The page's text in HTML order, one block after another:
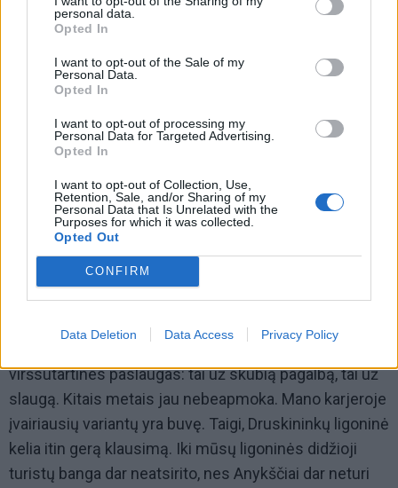
personal data.
Opted In
I want to opt-out of the Sale of my
Personal Data.
Opted In
I want to opt-out of processing my
Personal Data for Targeted Advertising.
Opted In
I want to opt-out of Collection, Use,
Retention, Sale, and/or Sharing of my
Personal Data that Is Unrelated with the
Purposes for which it was collected.
Opted Out
CONFIRM
Data Deletion Data Access Privacy Policy
viršsutartines paslaugas: tai už skubią pagalbą, tai už
slaugą. Kitais metais jau nebeapmoka. Mano karjeroje
įvairiausių variantų yra buvę. Taigi, Druskininkų ligoninė
kelia itin gerą klausimą. Iki mūsų ligoninės didžioji
turistų banga dar neatsirito, nes Anykščiai dar neturi